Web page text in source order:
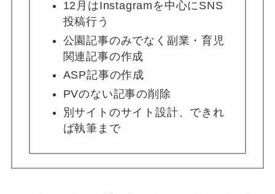
12月はInstagramを中心にSNS
投稿行う
公園記事のみでなく副業・育児
関連記事の作成
ASP記事の作成
PVのない記事の削除
別サイトのサイト設計、できれ
ば執筆まで